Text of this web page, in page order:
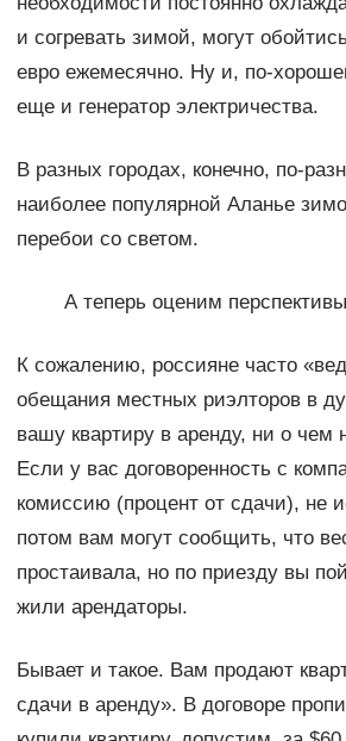
и согревать зимой, могут
евро ежемесячно. Ну и, по-
еще и генератор электричества.
В разных городах, конечно, по-
наиболее популярной Аланье
перебои со светом.
А теперь оценим
К сожалению, россияне часто
обещания местных риэлторов в
вашу квартиру в аренду, ни о чем
Если у вас договоренность с
комиссию (процент от сдачи), не
потом вам могут сообщить, что
простаивала, но по приезду вы
жили арендаторы.
Бывает и такое. Вам продают
сдачи в аренду». В договоре